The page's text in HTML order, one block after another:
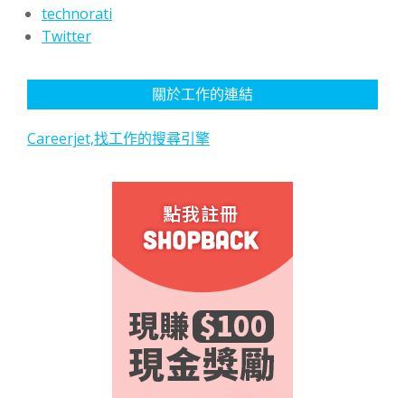
technorati
Twitter
關於工作的連結
Careerjet,找工作的搜尋引擎